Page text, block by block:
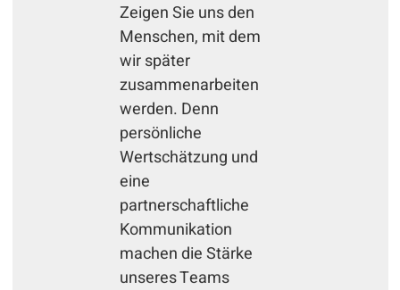
Zeigen Sie uns den
Menschen, mit dem
wir später
zusammenarbeiten
werden. Denn
persönliche
Wertschätzung und
eine
partnerschaftliche
Kommunikation
machen die Stärke
unseres Teams